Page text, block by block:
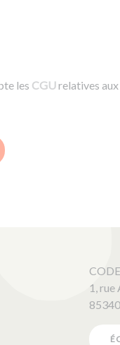
les CGUrelatives aux
1, rue